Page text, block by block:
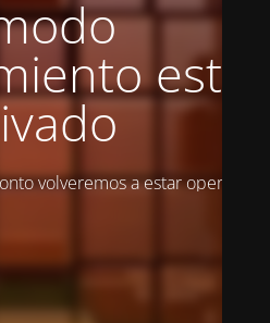
está
volveremos a estar operativos